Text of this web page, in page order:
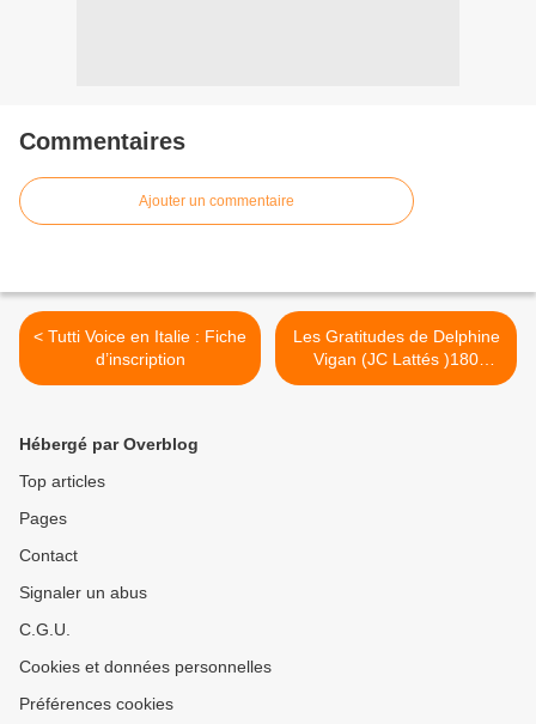
Commentaires
Ajouter un commentaire
< Tutti Voice en Italie : Fiche
d’inscription
Les Gratitudes de Delphine
Vigan (JC Lattés )180
pages >
Hébergé par Overblog
Top articles
Pages
Contact
Signaler un abus
C.G.U.
Cookies et données personnelles
Préférences cookies